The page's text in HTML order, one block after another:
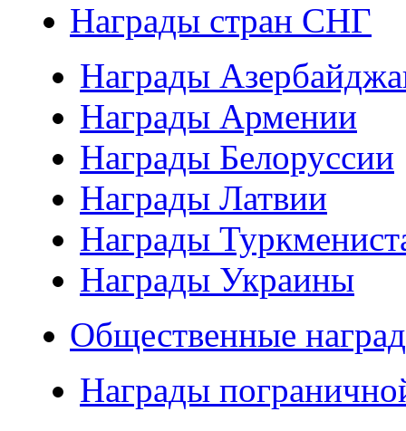
Награды стран СНГ
Награды
Награды Армении
Награды Белоруссии
Награды Латвии
Награды
Награды Украины
Общественные
Награды